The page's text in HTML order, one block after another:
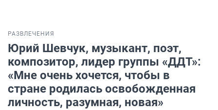
РАЗВЛЕЧЕНИЯ
Юрий Шевчук, музыкант, поэт,
композитор, лидер группы «ДДТ»:
«Мне очень хочется, чтобы в
стране родилась освобожденная
личность, разумная, новая»